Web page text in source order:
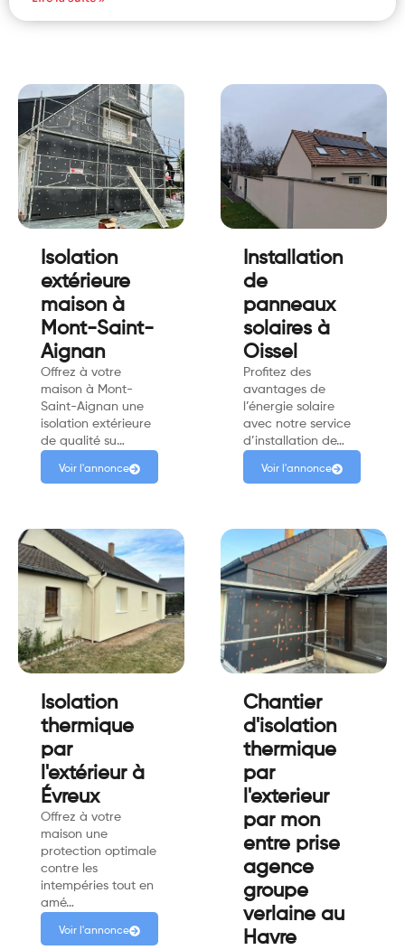
Isolation
extérieure
maison à
Mont-Saint-
Aignan
Offrez à votre
maison à Mont-
Saint-Aignan une
isolation extérieure
de qualité su…
Voir l'annonce
Installation
de
panneaux
solaires à
Oissel
Profitez des
avantages de
l’énergie solaire
avec notre service
d’installation de…
Voir l'annonce
Isolation
thermique
par
l'extérieur à
Évreux
Offrez à votre
maison une
protection optimale
contre les
intempéries tout en
amé…
Voir l'annonce
Chantier
d'isolation
thermique
par
l'exterieur
par mon
entre prise
agence
groupe
verlaine au
Havre